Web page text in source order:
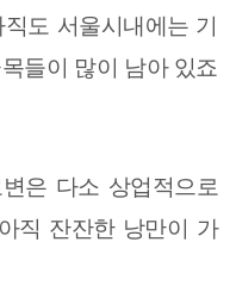
도 서울시내에는 기
들이 많이 남아 있죠
은 다소 상업적으로
직 잔잔한 낭만이 가